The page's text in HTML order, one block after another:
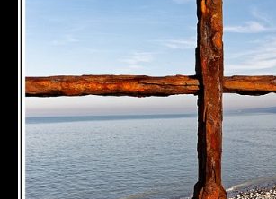
DÉTAILS